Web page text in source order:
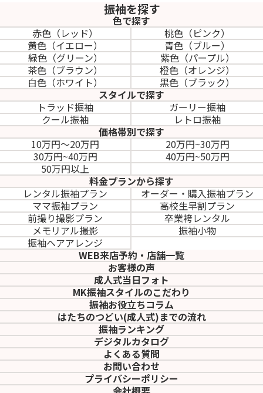
振袖を探す
色で探す
赤色（レッド）
桃色（ピンク）
黄色（イエロー）
青色（ブルー）
緑色（グリーン）
紫色（パープル）
茶色（ブラウン）
橙色（オレンジ）
白色（ホワイト）
黒色（ブラック）
スタイルで探す
トラッド振袖
ガーリー振袖
クール振袖
レトロ振袖
価格帯別で探す
10万円～20万円
20万円~30万円
30万円~40万円
40万円~50万円
50万円以上
料金プランから探す
レンタル振袖プラン
オーダー・購入振袖プラン
ママ振袖プラン
高校生早割プラン
前撮り撮影プラン
卒業袴レンタル
メモリアル撮影
振袖小物
振袖ヘアアレンジ
WEB来店予約・店舗一覧
お客様の声
成人式当日フォト
MK振袖スタイルのこだわり
振袖お役立ちコラム
はたちのつどい(成人式)までの流れ
振袖ランキング
デジタルカタログ
よくある質問
お問い合わせ
プライバシーポリシー